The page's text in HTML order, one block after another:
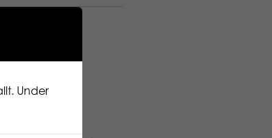
Under